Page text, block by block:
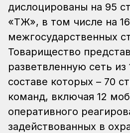
дислоцированы на 95
«ҚТЖ», в том числе на 16
межгосударственных
Товарищество
разветвленную сеть из
составе которых – 70
команд, включая 12
оперативного
задействованных в